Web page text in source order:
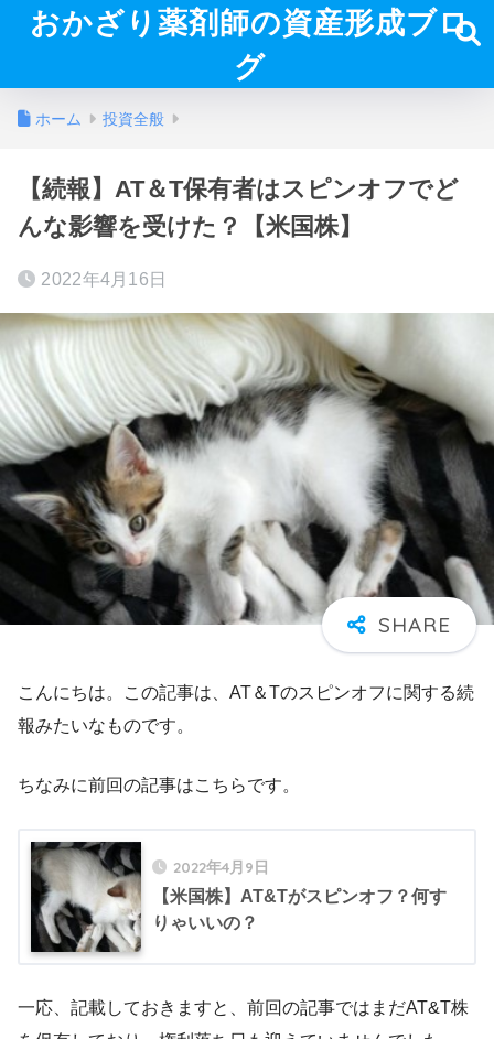
おかざり薬剤師の資産形成ブロ
グ
ホーム 投資全般
【続報】AT＆T保有者はスピンオフでど
んな影響を受けた？【米国株】
2022年4月16日
こんにちは。この記事は、AT＆Tのスピンオフに関する続
報みたいなものです。
ちなみに前回の記事はこちらです。
2022年4月9日
【米国株】AT&Tがスピンオフ？何す
りゃいいの？
一応、記載しておきますと、前回の記事ではまだAT&T株